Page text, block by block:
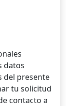
datos
del presente
tu solicitud
contacto a